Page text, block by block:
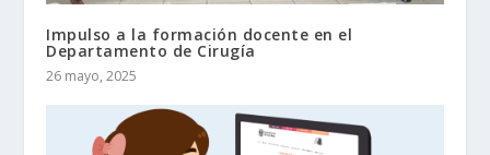
Impulso a la formación docente en el
Departamento de Cirugía
26 mayo, 2025